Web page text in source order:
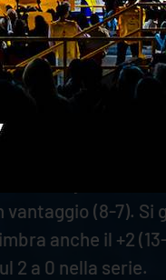
(21-22), che
del muro e
uno scambio
di Zaytsev
(8-7).
anche il +2
2 a 0 nella serie.